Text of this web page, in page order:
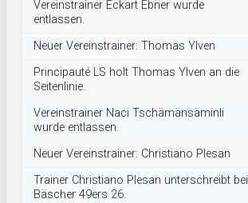
Vereinstrainer Eckart Ebner wurde
entlassen.
Neuer Vereinstrainer: Thomas Ylven
Principauté LS holt Thomas Ylven an die
Seitenlinie.
Vereinstrainer Naci Tschämänsäminli
wurde entlassen.
Neuer Vereinstrainer: Christiano Plesan
Trainer Christiano Plesan unterschreibt bei
Bäscher 49ers 26.